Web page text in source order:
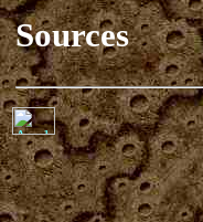
Sources